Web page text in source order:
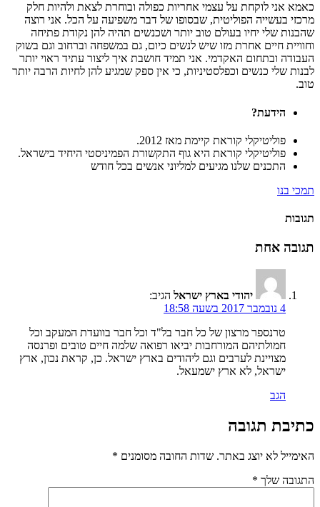
כאמא אני לוקחת על עצמי אחריות כפולה ובוחרת לצאת ולהיות חלק
מרכזי בעשייה הפוליטית, שבסופו של דבר משפיעה על הכל. אני רוצה
שהבנות שלי יחיו בעולם טוב יותר ושכנשים תהיה להן נקודת פתיחה
וחוויית חיים אחרת מזו שיש לנשים כיום, גם במשפחה וברחוב וגם בשוק
העבודה ובתחום האקדמי. אני תמיד חושבת איך ליצור עתיד ראוי יותר
לבנות שלי כנשים וכפלסטיניות, כי אין ספק שמגיע להן לחיות הרבה יותר
טוב.
הידעת?
פוליטיקלי קוראת קיימת מאז 2012.
פוליטיקלי קוראת היא גוף התקשורת הפמיניסטי היחיד בישראל.
התכנים שלנו מגיעים למליוני אנשים בכל חודש
תמכי בנו
תגובות
תגובה אחת
יהודי בארץ ישראל הגיב:
4 נובמבר 2017 בשעה 18:58
טרנספר מרצון של כל חבר בל"ד וכל חבר בוועדת המעקב וכל
חמולתיהם המורחבות יביאו רפואה שלמה חיים טובים ופרנסה
מצויינת לערבים וגם ליהודים בארץ ישראל. כן, קראת נכון, ארץ
ישראל, לא ארץ ישמעאל.
הגב
כתיבת תגובה
האימייל לא יוצג באתר. שדות החובה מסומנים *
התגובה שלך *